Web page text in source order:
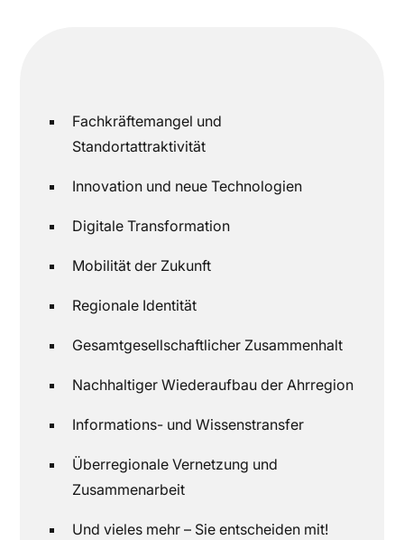
Fachkräftemangel und
Standortattraktivität
Innovation und neue Technologien
Digitale Transformation
Mobilität der Zukunft
Regionale Identität
Gesamtgesellschaftlicher Zusammenhalt
Nachhaltiger Wiederaufbau der Ahrregion
Informations- und Wissenstransfer
Überregionale Vernetzung und
Zusammenarbeit
Und vieles mehr – Sie entscheiden mit!